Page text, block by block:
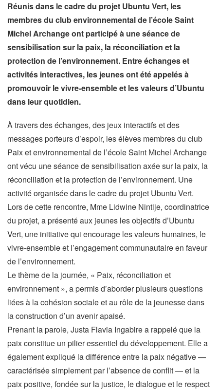
Réunis dans le cadre du projet Ubuntu Vert, les
membres du club environnemental de l’école Saint
Michel Archange ont participé à une séance de
sensibilisation sur la paix, la réconciliation et la
protection de l’environnement. Entre échanges et
activités interactives, les jeunes ont été appelés à
promouvoir le vivre-ensemble et les valeurs d’Ubuntu
dans leur quotidien.
À travers des échanges, des jeux interactifs et des
messages porteurs d’espoir, les élèves membres du club
Paix et environnemental de l’école Saint Michel Archange
ont vécu une séance de sensibilisation axée sur la paix, la
réconciliation et la protection de l’environnement. Une
activité organisée dans le cadre du projet Ubuntu Vert.
Lors de cette rencontre, Mme Lidwine Nintije, coordinatrice
du projet, a présenté aux jeunes les objectifs d’Ubuntu
Vert, une initiative qui encourage les valeurs humaines, le
vivre-ensemble et l’engagement communautaire en faveur
de l’environnement.
Le thème de la journée, « Paix, réconciliation et
environnement », a permis d’aborder plusieurs questions
liées à la cohésion sociale et au rôle de la jeunesse dans
la construction d’un avenir apaisé.
Prenant la parole, Justa Flavia Ingabire a rappelé que la
paix constitue un pilier essentiel du développement. Elle a
également expliqué la différence entre la paix négative —
caractérisée simplement par l’absence de conflit — et la
paix positive, fondée sur la justice, le dialogue et le respect